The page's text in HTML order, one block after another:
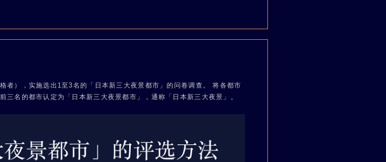
者），实施选出1至3名的「日本新三大夜景都市」的问卷调查。 将各都市
三名的都市认定为「日本新三大夜景都市」，通称「日本新三大夜景」。